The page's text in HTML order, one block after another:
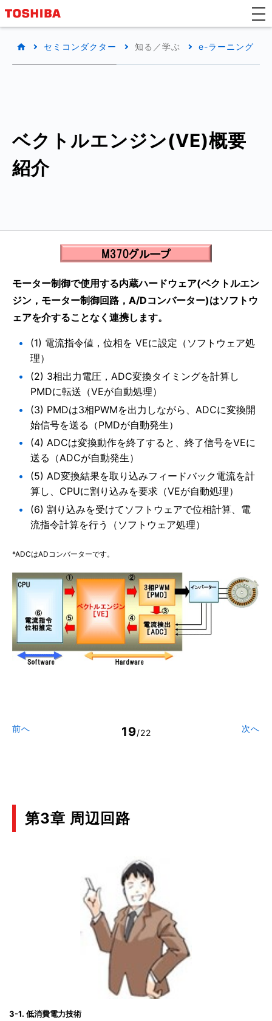
セミコンダクター 知る／学ぶ e-ラーニング
ベクトルエンジン(VE)概要
紹介
モーター制御で使用する内蔵ハードウェア(ベクトルエン
ジン，モーター制御回路，A/Dコンバーター)はソフトウ
ェアを介することなく連携します。
(1) 電流指令値，位相を VEに設定（ソフトウェア処
理）
(2) 3相出力電圧，ADC変換タイミングを計算し
PMDに転送（VEが自動処理）
(3) PMDは3相PWMを出力しながら、ADCに変換開
始信号を送る（PMDが自動発生）
(4) ADCは変換動作を終了すると、終了信号をVEに
送る（ADCが自動発生）
(5) AD変換結果を取り込みフィードバック電流を計
算し、CPUに割り込みを要求（VEが自動処理）
(6) 割り込みを受けてソフトウェアで位相計算、電
流指令計算を行う（ソフトウェア処理）
*ADCはADコンバーターです。
前へ 19/22 次へ
第3章 周辺回路
3-1. 低消費電力技術